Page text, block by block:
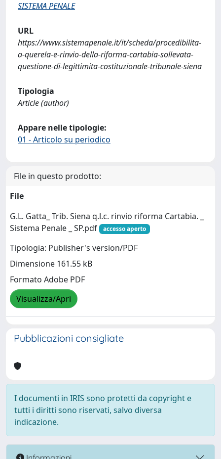
SISTEMA PENALE
URL
https://www.sistemapenale.it/it/scheda/procedibilita-
a-querela-e-rinvio-della-riforma-cartabia-sollevata-
questione-di-legittimita-costituzionale-tribunale-siena
Tipologia
Article (author)
Appare nelle tipologie:
01 - Articolo su periodico
File in questo prodotto:
File
G.L. Gatta_ Trib. Siena q.l.c. rinvio riforma Cartabia. _
Sistema Penale _ SP.pdf
accesso aperto
Tipologia: Publisher's version/PDF
Dimensione 161.55 kB
Formato Adobe PDF
Visualizza/Apri
Pubblicazioni consigliate
I documenti in IRIS sono protetti da copyright e
tutti i diritti sono riservati, salvo diversa
indicazione.